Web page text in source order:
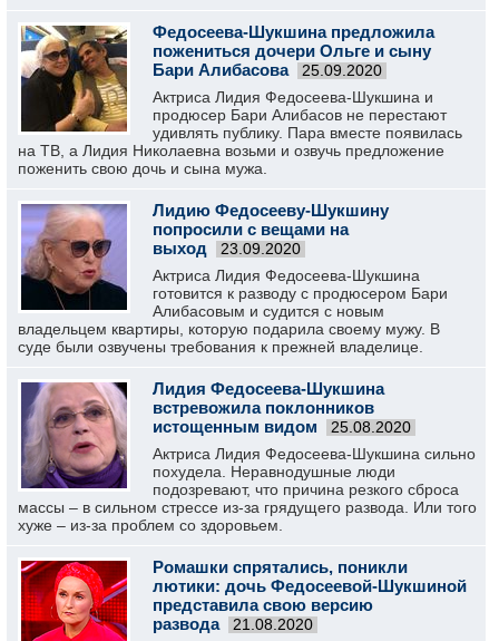
Федосеева-Шукшина предложила
пожениться дочери Ольге и сыну
Бари Алибасова
25.09.2020
Актриса Лидия Федосеева-Шукшина и
продюсер Бари Алибасов не перестают
удивлять публику. Пара вместе появилась
на ТВ, а Лидия Николаевна возьми и озвучь предложение
поженить свою дочь и сына мужа.
Лидию Федосееву-Шукшину
попросили с вещами на
выход
23.09.2020
Актриса Лидия Федосеева-Шукшина
готовится к разводу с продюсером Бари
Алибасовым и судится с новым
владельцем квартиры, которую подарила своему мужу. В
суде были озвучены требования к прежней владелице.
Лидия Федосеева-Шукшина
встревожила поклонников
истощенным видом
25.08.2020
Актриса Лидия Федосеева-Шукшина сильно
похудела. Неравнодушные люди
подозревают, что причина резкого сброса
массы – в сильном стрессе из-за грядущего развода. Или того
хуже – из-за проблем со здоровьем.
Ромашки спрятались, поникли
лютики: дочь Федосеевой-Шукшиной
представила свою версию
развода
21.08.2020